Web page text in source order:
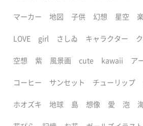
マーカー 地図 子供 幻想 星空
LOVE girl さしゐ キャラクター
空想 紫 風景画 cute kawaii ア
コーヒー サンセット チューリップ
ホオズキ 地球 島 想像 愛 泡